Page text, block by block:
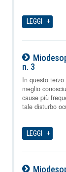
LEGGI
n. 3
08-08-2026
In questo
meglio
cause più
tale disturbo
LEGGI